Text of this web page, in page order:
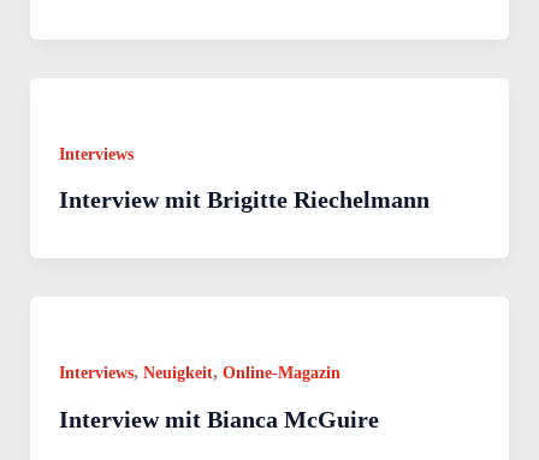
Interviews
Interview mit Brigitte Riechelmann
Interviews, Neuigkeit, Online-Magazin
Interview mit Bianca McGuire